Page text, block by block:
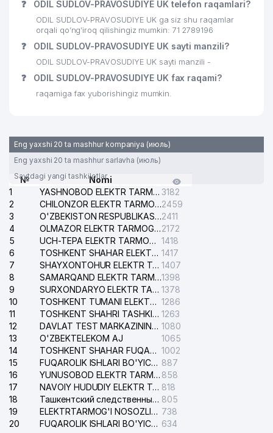
❓ ODIL SUDLOV-PRAVOSUDIYE UK telefon raqamlari?
ODIL SUDLOV-PRAVOSUDIYE UK ga siz shu raqamlar
orqali qo’ng’iroq qilishingiz mumkin: 71 2789196
❓ ODIL SUDLOV-PRAVOSUDIYE UK sayti manzili?
ODIL SUDLOV-PRAVOSUDIYE UK sayti manzili -
❓ ODIL SUDLOV-PRAVOSUDIYE UK fax raqami?
raqamiga fax yuborishingiz mumkin.
Eng yaxshi 20 ta mashhur kompaniya (июль)
Eng yaxshi 20 ta mashhur sarlavha (июль)
Saytdagi yangi tashkilotlar
№
Nomi
1
YASHNOBOD ELEKTR TARMOG'I NOSOZLIKLARI XIZMATI 3182
2
CHILONZOR ELEKTR TARMOG'I NOSOZLIK XIZMATI2459
3
O'ZBEKISTON RESPUBLIKASI BOSH PROKURATURASI ISHONCH TELEFONI2411
4
OLMAZOR ELEKTR TARMOG'I NOSOZLIKLARI XIZMATI2172
5
UCH-TEPA ELEKTR TARMOG'I NOSOZLIKLARI XIZMATI 1418
6
TOSHKENT SHAHAR ELEKTR TARMOQLARI KORXONASI AJ 1417
7
SHAYXONTOHUR ELEKTR TARMOG'I NOSOZLIKLARINI TUZATISH XIZMATI 1407
8
SAMARQAND ELEKTR TARMOQLARI AJ1398
9
SURXONDARYO ELEKTR TARMOQLARI AJ 1378
10
TOSHKENT TUMANI ELEKTR TARMOG'I AVARIYA XIZMATI 1286
11
TOSHKENT SHAHRI TASHKILOT TELEFONLARI HAQIDA MA'LUMOT BYUROSI 1263
12
DAVLAT TEST MARKAZINING ISHONCH TELEFONLARI 1080
13
O'ZBEKTELEKOM AJ
1065
14
TOSHKENT SHAHAR FUQAROLIK ISHLARI BO'YICHA SUDI 1002
15
FUQAROLIK ISHLARI BO'YICHA YAKKASAROY TUMANLARARO SUDI 887
16
YUNUSOBOD ELEKTR TARMOG'I NOSOZLIKLARI XIZMATI 858
17
NAVOIY HUDUDIY ELEKTR TARMOQLARI KORXONASI AJ 818
18
Ташкентский следственный изолятор 805
19
ELEKTRTARMOG'I NOSOZLIKLARINI TO'ZATISH SERGELI XIZMATI 738
20
FUQAROLIK ISHLARI BO'YICHA UCH-TEPA TUMANI SUDI 634